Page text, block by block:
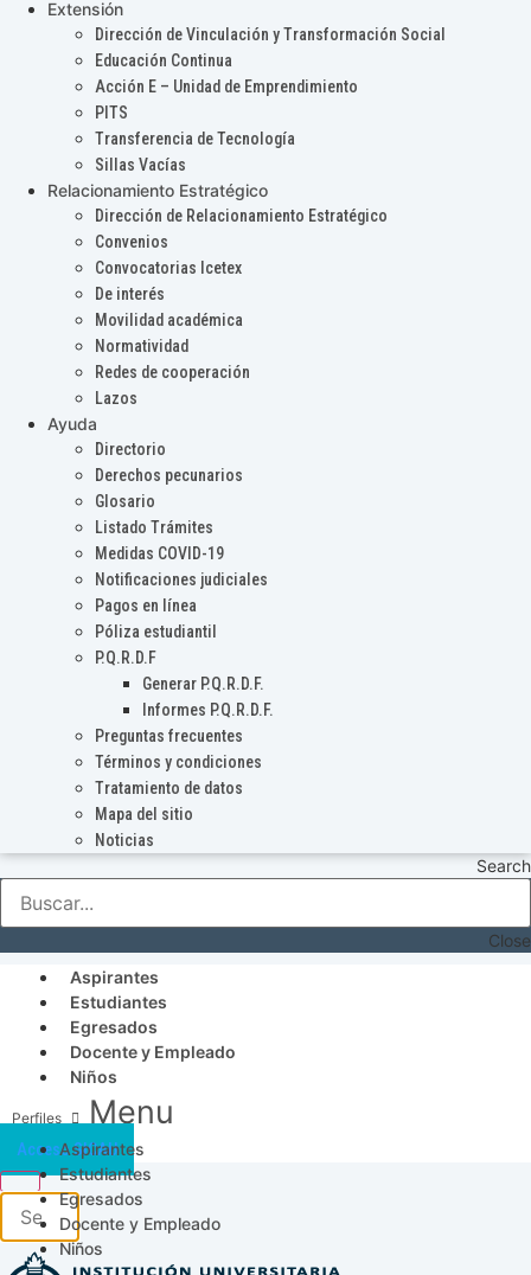
Extensión
Dirección de Vinculación y Transformación Social
Educación Continua
Acción E – Unidad de Emprendimiento
PITS
Transferencia de Tecnología
Sillas Vacías
Relacionamiento Estratégico
Dirección de Relacionamiento Estratégico
Convenios
Convocatorias Icetex
De interés
Movilidad académica
Normatividad
Redes de cooperación
Lazos
Ayuda
Directorio
Derechos pecunarios
Glosario
Listado Trámites
Medidas COVID-19
Notificaciones judiciales
Pagos en línea
Póliza estudiantil
P.Q.R.D.F
Generar P.Q.R.D.F.
Informes P.Q.R.D.F.
Preguntas frecuentes
Términos y condiciones
Tratamiento de datos
Mapa del sitio
Noticias
Search
Close
Aspirantes
Estudiantes
Egresados
Docente y Empleado
Niños
Menu
Aspirantes
Estudiantes
Egresados
Docente y Empleado
Niños
Acceso SICAU